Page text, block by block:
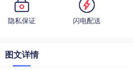
隐私保证 闪电配送
图文详情